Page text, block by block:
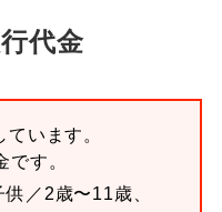
代金
います。
す。
／2歳〜11歳、